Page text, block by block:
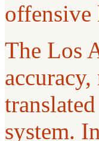
offensive
The Los
system.